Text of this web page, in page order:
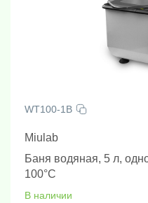
WT100-1B
Miulab
Баня водяная, 5 л,
100°C
В наличии